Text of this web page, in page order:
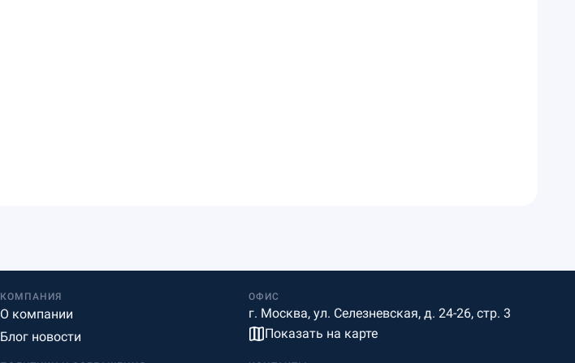
КОМПАНИЯ
О компании
Блог новости
ОФИС
г. Москва, ул. Селезневская, д. 24-26, стр. 3
Показать на карте